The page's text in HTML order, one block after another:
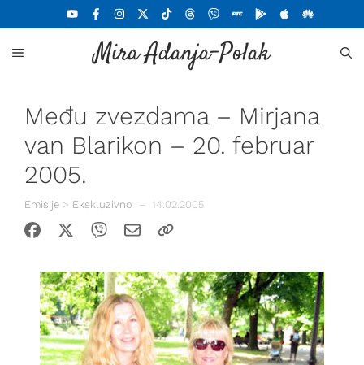
na
sadržaj
Mira Adanja-Polak
MENU
Među zvezdama – Mirjana
van Blarikon – 20. februar
2005.
Emisije > Ekskluzivno – 14.02.2005